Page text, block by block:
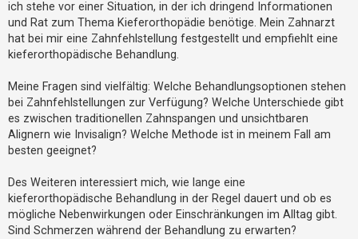
r
e
n
U
n
b
a
n
t
a
g
ich stehe vor einer Situation, in der ich dringend Informationen
und Rat zum Thema Kieferorthopädie benötige. Mein Zahnarzt
hat bei mir eine Zahnfehlstellung festgestellt und empfiehlt eine
kieferorthopädische Behandlung.
Meine Fragen sind vielfältig: Welche Behandlungsoptionen stehen
bei Zahnfehlstellungen zur Verfügung? Welche Unterschiede gibt
es zwischen traditionellen Zahnspangen und unsichtbaren
Alignern wie Invisalign? Welche Methode ist in meinem Fall am
besten geeignet?
Des Weiteren interessiert mich, wie lange eine
kieferorthopädische Behandlung in der Regel dauert und ob es
mögliche Nebenwirkungen oder Einschränkungen im Alltag gibt.
Sind Schmerzen während der Behandlung zu erwarten?